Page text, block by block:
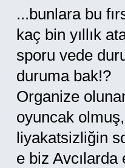
...bunlara bu
kaç bin yıllık
sporu vede
duruma bak!?
Organize
oyuncak
liyakatsizliğin
e biz